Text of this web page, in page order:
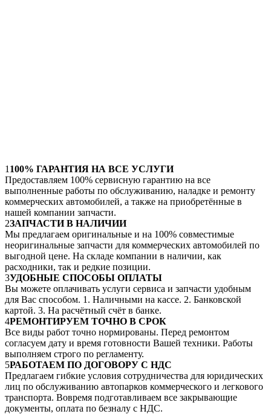
1 100% ГАРАНТИЯ НА ВСЕ УСЛУГИ
Предоставляем 100% сервисную гарантию на все
выполненные работы по обслуживанию, наладке и ремонту
коммерческих автомобилей, а также на приобретённые в
нашей компании запчасти.
2ЗАПЧАСТИ В НАЛИЧИИ
Мы предлагаем оригинальные и на 100% совместимые
неоригинальные запчасти для коммерческих автомобилей по
выгодной цене. На складе компании в наличии, как
расходники, так и редкие позиции.
3УДОБНЫЕ СПОСОБЫ ОПЛАТЫ
Вы можете оплачивать услуги сервиса и запчасти удобным
для Вас способом. 1. Наличными на кассе. 2. Банковской
картой. 3. На расчётный счёт в банке.
4РЕМОНТИРУЕМ ТОЧНО В СРОК
Все виды работ точно нормированы. Перед ремонтом
согласуем дату и время готовности Вашей техники. Работы
выполняем строго по регламенту.
5РАБОТАЕМ ПО ДОГОВОРУ С НДС
Предлагаем гибкие условия сотрудничества для юридических
лиц по обслуживанию автопарков коммерческого и легкового
транспорта. Вовремя подготавливаем все закрывающие
документы, оплата по безналу с НДС.